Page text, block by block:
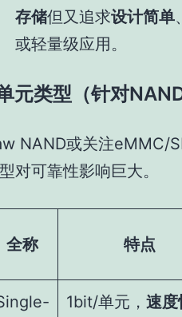
存储但又追求设计简单、
或轻量级应用。
元类型（针对
NAND或关注eMMC/
对可靠性影响巨大。
全称 特点
1bit/单元， 速度